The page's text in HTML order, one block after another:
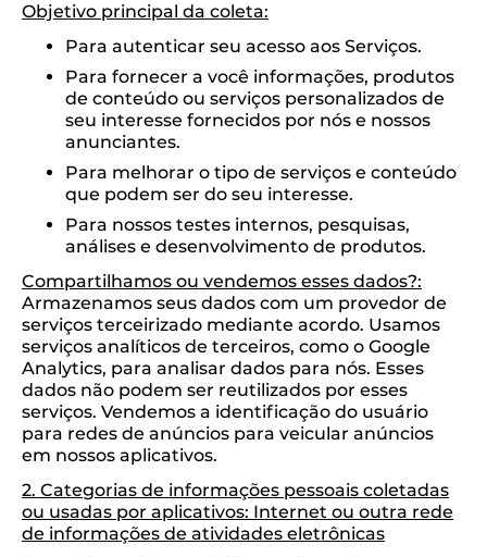
Objetivo principal da coleta:
Para autenticar seu acesso aos Serviços.
Para fornecer a você informações, produtos
de conteúdo ou serviços personalizados de
seu interesse fornecidos por nós e nossos
anunciantes.
Para melhorar o tipo de serviços e conteúdo
que podem ser do seu interesse.
Para nossos testes internos, pesquisas,
análises e desenvolvimento de produtos.
Compartilhamos ou vendemos esses dados?:
Armazenamos seus dados com um provedor de
serviços terceirizado mediante acordo. Usamos
serviços analíticos de terceiros, como o Google
Analytics, para analisar dados para nós. Esses
dados não podem ser reutilizados por esses
serviços. Vendemos a identificação do usuário
para redes de anúncios para veicular anúncios
em nossos aplicativos.
2. Categorias de informações pessoais coletadas
ou usadas por aplicativos: Internet ou outra rede
de informações de atividades eletrônicas